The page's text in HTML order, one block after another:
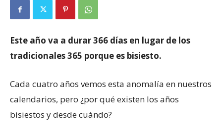
Este año va a durar 366 días en lugar de los
tradicionales 365 porque es bisiesto.
Cada cuatro años vemos esta anomalía en nuestros
calendarios, pero ¿por qué existen los años
bisiestos y desde cuándo?